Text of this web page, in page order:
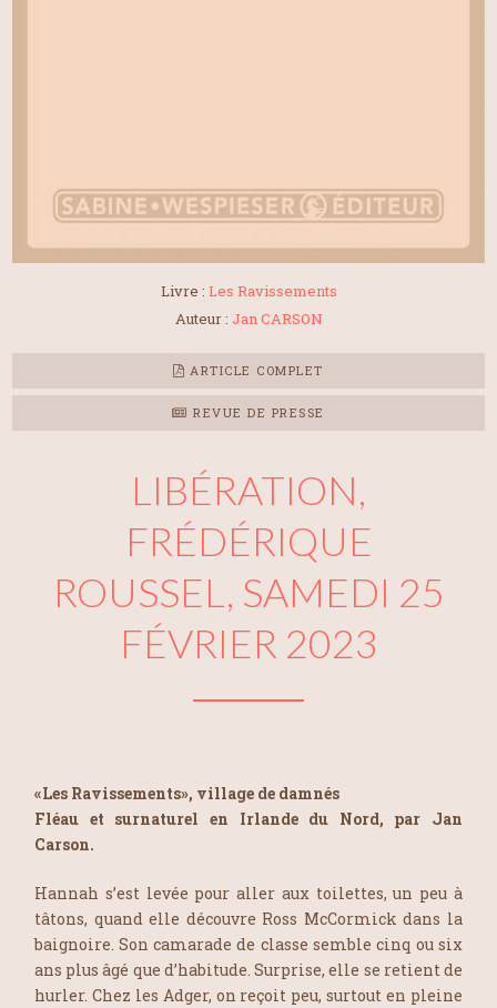
Livre : Les Ravissements
Auteur : Jan CARSON
ARTICLE COMPLET
REVUE DE PRESSE
LIBÉRATION,
FRÉDÉRIQUE
ROUSSEL, SAMEDI 25
FÉVRIER 2023
«Les Ravissements», village de damnés
Fléau et surnaturel en Irlande du Nord, par Jan
Carson.
Hannah s’est levée pour aller aux toilettes, un peu à
tâtons, quand elle découvre Ross McCormick dans la
baignoire. Son camarade de classe semble cinq ou six
ans plus âgé que d’habitude. Surprise, elle se retient de
hurler. Chez les Adger, on reçoit peu, surtout en pleine